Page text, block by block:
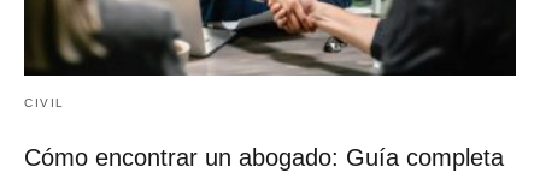
CIVIL
Cómo encontrar un abogado: Guía completa